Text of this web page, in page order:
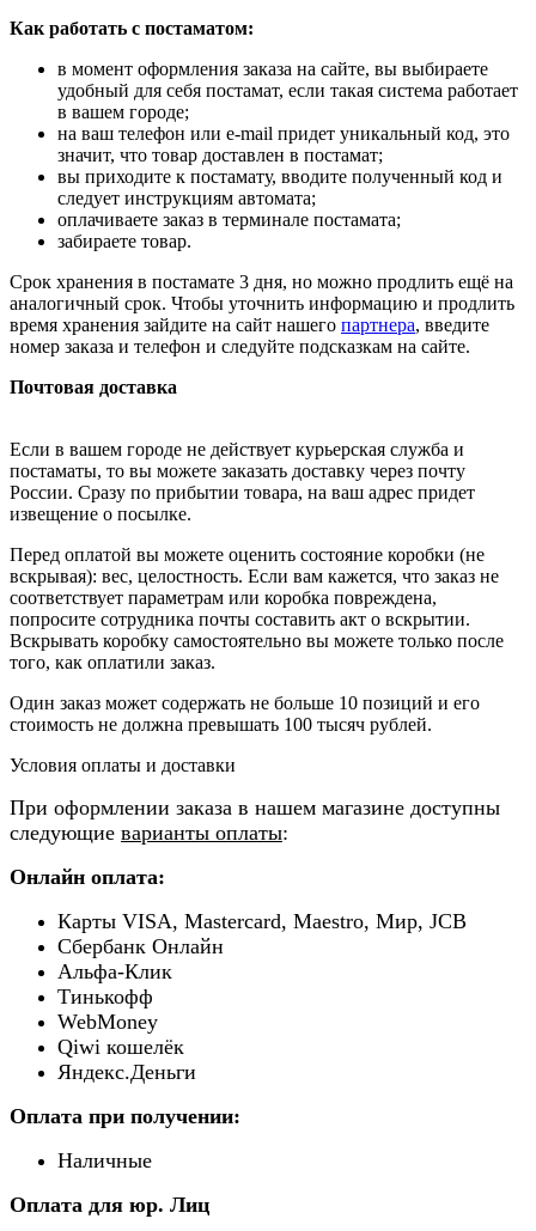
Как работать с постаматом:
в момент оформления заказа на сайте, вы выбираете
удобный для себя постамат, если такая система работает
в вашем городе;
на ваш телефон или e-mail придет уникальный код, это
значит, что товар доставлен в постамат;
вы приходите к постамату, вводите полученный код и
следует инструкциям автомата;
оплачиваете заказ в терминале постамата;
забираете товар.
Срок хранения в постамате 3 дня, но можно продлить ещё на
аналогичный срок. Чтобы уточнить информацию и продлить
время хранения зайдите на сайт нашего партнера, введите
номер заказа и телефон и следуйте подсказкам на сайте.
Почтовая доставка
Если в вашем городе не действует курьерская служба и
постаматы, то вы можете заказать доставку через почту
России. Сразу по прибытии товара, на ваш адрес придет
извещение о посылке.
Перед оплатой вы можете оценить состояние коробки (не
вскрывая): вес, целостность. Если вам кажется, что заказ не
соответствует параметрам или коробка повреждена,
попросите сотрудника почты составить акт о вскрытии.
Вскрывать коробку самостоятельно вы можете только после
того, как оплатили заказ.
Один заказ может содержать не больше 10 позиций и его
стоимость не должна превышать 100 тысяч рублей.
Условия оплаты и доставки
При оформлении заказа в нашем магазине доступны
следующие варианты оплаты:
Онлайн оплата:
Карты VISA, Mastercard, Maestro, Мир, JCB
Сбербанк Онлайн
Альфа-Клик
Тинькофф
WebMoney
Qiwi кошелёк
Яндекс.Деньги
Оплата при получении:
Наличные
Оплата для юр. Лиц